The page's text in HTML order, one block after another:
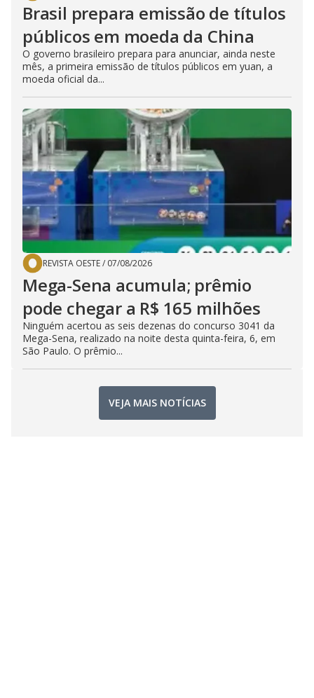
Brasil prepara emissão de títulos
públicos em moeda da China
O governo brasileiro prepara para anunciar, ainda neste
mês, a primeira emissão de títulos públicos em yuan, a
moeda oficial da...
REVISTA OESTE/ 07/08/2026
Mega-Sena acumula; prêmio
pode chegar a R$ 165 milhões
Ninguém acertou as seis dezenas do concurso 3041 da
Mega-Sena, realizado na noite desta quinta-feira, 6, em
São Paulo. O prêmio...
VEJA MAIS NOTÍCIAS